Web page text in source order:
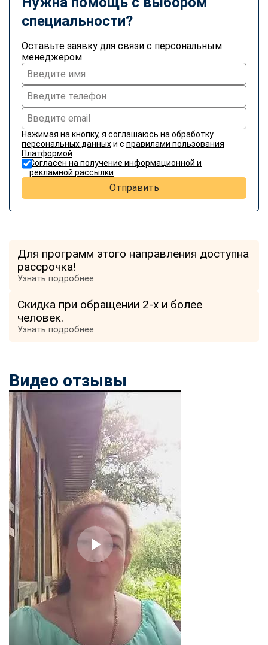
специальности?
Оставьте заявку для связи с персональным
менеджером
Нажимая на кнопку, я соглашаюсь на обработку
персональных данныхи с правилами пользования
Платформой
Согласен на получение информационной и
рекламной рассылки
Отправить
Для программ этого направления доступна
рассрочка!
Узнать подробнее
Скидка при обращении 2-х и более
человек.
Узнать подробнее
Видео отзывы